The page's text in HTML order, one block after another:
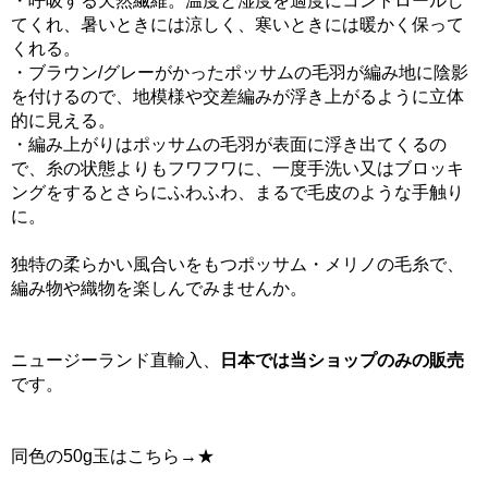
てくれ、暑いときには涼しく、寒いときには暖かく保って
くれる。
・ブラウン/グレーがかったポッサムの毛羽が編み地に陰影
を付けるので、地模様や交差編みが浮き上がるように立体
的に見える。
・編み上がりはポッサムの毛羽が表面に浮き出てくるの
で、糸の状態よりもフワフワに、一度手洗い又はブロッキ
ングをするとさらにふわふわ、まるで毛皮のような手触り
に。
独特の柔らかい風合いをもつポッサム・メリノの毛糸で、
編み物や織物を楽しんでみませんか。
ニュージーランド直輸入、
日本では当ショップのみの販売
です。
同色の50g玉はこちら→★